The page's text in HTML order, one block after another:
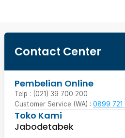
Contact Center
Pembelian Online
Telp : (021) 39 700 200
Customer Service (WA) : 0899 721
Toko Kami
Jabodetabek